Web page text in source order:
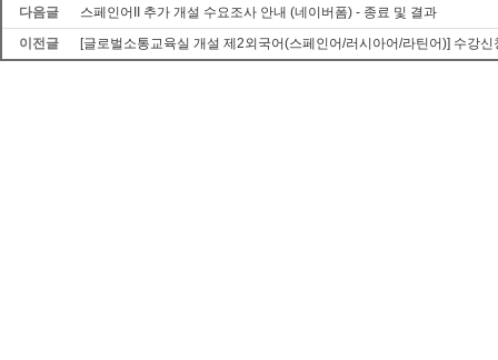
다음글
스페인어II 추가 개설 수요조사 안내 (네이버폼) - 종료 및 결과
이전글
[글로벌소통교육실 개설 제2외국어(스페인어/러시아어/라틴어)] 수강신